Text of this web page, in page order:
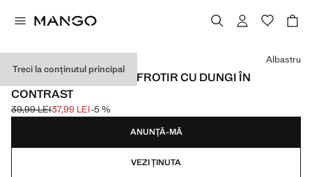
Treci la conținutul principal
PROSOP DIN BUMBAC FROTIR CU DUNGI ÎN
CONTRAST
Preț inițial tăiat [39,99 LEI ]
39,99 LEI
Preț actual [37,99 LEI ]
37,99 LEI-5 %
Selectează o culoare
Albastru
ANUNȚĂ-MĂ
VEZI ȚINUTA